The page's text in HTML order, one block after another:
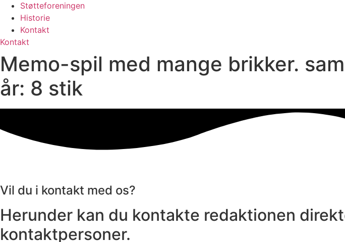
Støtteforeningen
Historie
Kontakt
Kontakt
Memo-spil med mange brikker.
år: 8 stik
Vil du i kontakt med os?
Herunder kan du kontakte redaktionen
kontaktpersoner.